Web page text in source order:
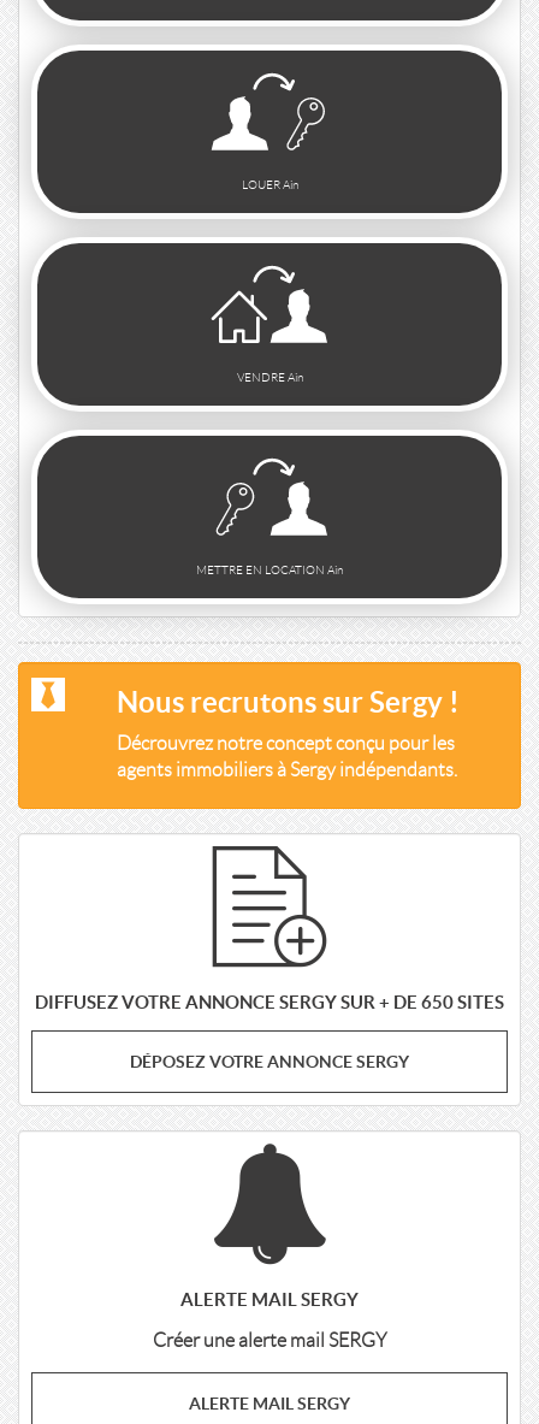
LOUER Ain
VENDRE Ain
METTRE EN LOCATION Ain
Nous recrutons sur Sergy !
Décrouvrez notre concept conçu pour les
agents immobiliers à Sergy indépendants.
DIFFUSEZ VOTRE ANNONCE SERGY SUR + DE 650 SITES
DÉPOSEZ VOTRE ANNONCE SERGY
ALERTE MAIL SERGY
Créer une alerte mail SERGY
ALERTE MAIL SERGY